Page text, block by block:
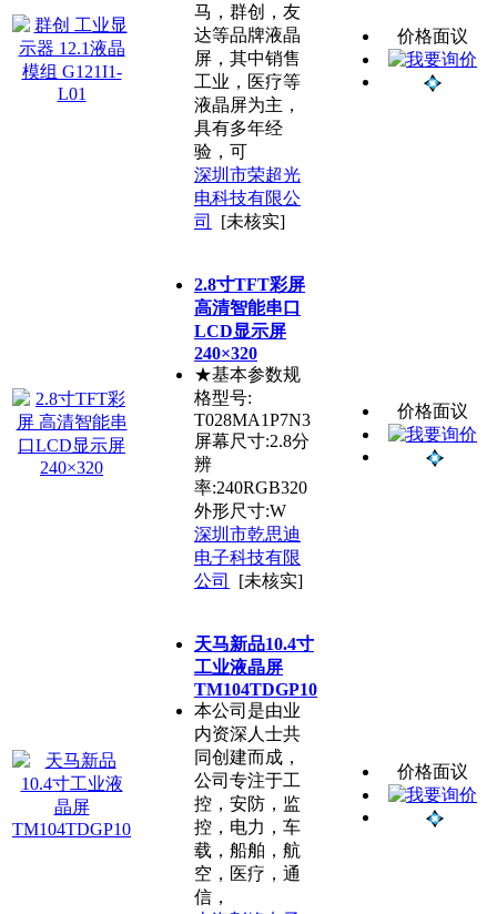
马，群创，友
达等品牌液晶
屏，其中销售
工业，医疗等
液晶屏为主，
具有多年经
验，可
深圳市荣超光
电科技有限公
司
[未核实]
价格面议
2.8寸TFT彩屏
高清智能串口
LCD显示屏
240×320
★基本参数规
格型号:
T028MA1P7N3
屏幕尺寸:2.8分
辨
率:240RGB320
外形尺寸:W
深圳市乾思迪
电子科技有限
公司
[未核实]
价格面议
天马新品10.4寸
工业液晶屏
TM104TDGP10
本公司是由业
内资深人士共
同创建而成，
公司专注于工
控，安防，监
控，电力，车
载，船舶，航
空，医疗，通
信，
价格面议